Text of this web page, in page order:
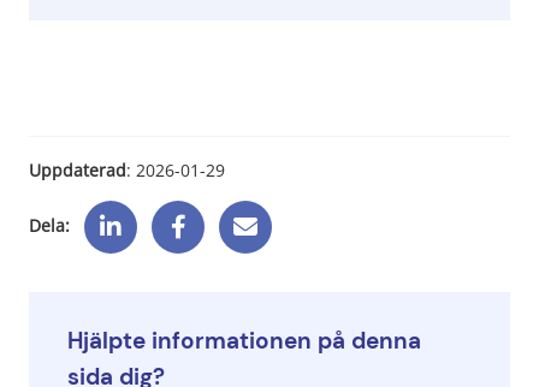
Uppdaterad: 2026-01-29
Dela:
Hjälpte informationen på denna
sida dig?